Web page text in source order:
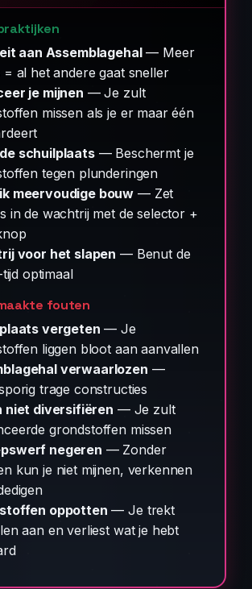
aan Assemblagehal— Meer
al het andere gaat sneller
je mijnen — Je zult
missen als je er maar één
schuilplaats— Beschermt je
tegen plunderingen
meervoudige bouw — Zet
in de wachtrij met de selector +
voor het slapen — Benut de
optimaal
fouten
vergeten — Je
liggen bloot aan aanvallen
verwaarlozen —
trage constructies
niet diversifiëren — Je zult
grondstoffen missen
negeren — Zonder
kun je niet mijnen, verkennen
oppotten — Je trekt
aan en verliest wat je hebt